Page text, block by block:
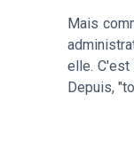
Mais
elle. C'est
Depuis,